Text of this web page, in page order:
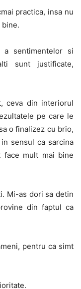
practica, insa nu
bine.
sentimentelor si
sunt justificate,
ceva din interiorul
pe care le
o finalizez cu brio,
sensul ca sarcina
mult mai bine
Mi-as dori sa detin
din faptul ca
pentru ca simt